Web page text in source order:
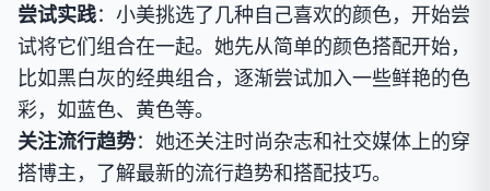
尝试实践：小美挑选了几种自己喜欢的颜色，开始尝
试将它们组合在一起。她先从简单的颜色搭配开始，
比如黑白灰的经典组合，逐渐尝试加入一些鲜艳的色
彩，如蓝色、黄色等。
关注流行趋势：她还关注时尚杂志和社交媒体上的穿
搭博主，了解最新的流行趋势和搭配技巧。